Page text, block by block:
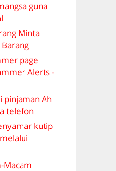
guna
Minta
page
Alerts -
pinjaman Ah
telefon
kutip
Macam